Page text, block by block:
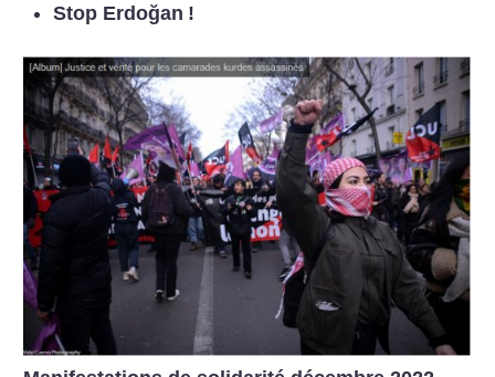
Stop Erdoğan !